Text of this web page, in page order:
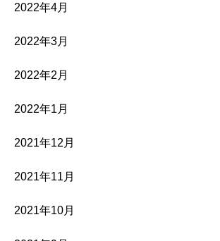
2022年4月
2022年3月
2022年2月
2022年1月
2021年12月
2021年11月
2021年10月